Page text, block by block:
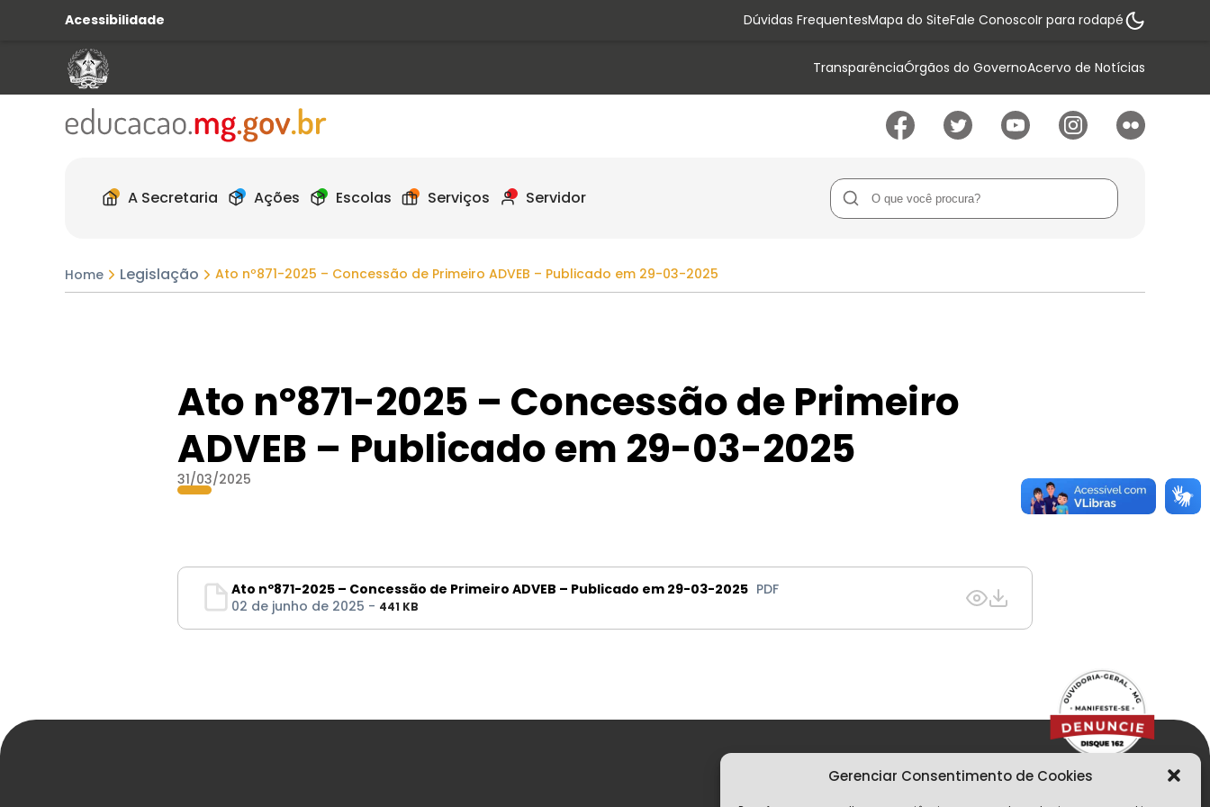
Gerenciar Consentimento de Cookies
Acessibilidade Dúvidas FrequentesMapa do SiteFale ConoscoIr para rodapé
TransparênciaÓrgãos do GovernoAcervo de Notícias
A Secretaria Ações Escolas Serviços Servidor
Home Legislação Ato nº871-2025 – Concessão de Primeiro ADVEB – Publicado em 29-03-2025
Ato nº871-2025 – Concessão de Primeiro
ADVEB – Publicado em 29-03-2025
31/03/2025
Ato nº871-2025 – Concessão de Primeiro ADVEB – Publicado em 29-03-2025 PDF
02 de junho de 2025 - 441 KB